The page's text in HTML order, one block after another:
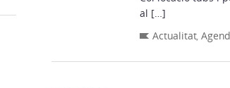
al […]
Actualitat,